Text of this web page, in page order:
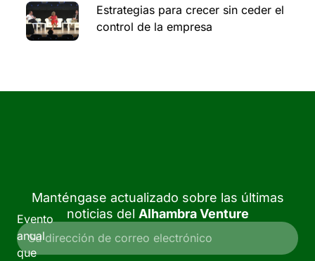
Estrategias para crecer sin ceder el
control de la empresa
Evento
anual
que
Manténgase actualizado sobre las últimas
noticias del Alhambra Venture